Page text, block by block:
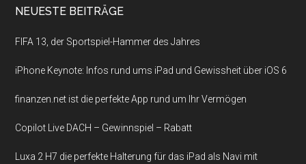
NEUESTE BEITRÄGE
FIFA 13, der Sportspiel-Hammer des Jahres
iPhone Keynote: Infos rund ums iPad und Gewissheit über iOS 6
finanzen.net ist die perfekte App rund um Ihr Vermögen
Copilot Live DACH – Gewinnspiel – Rabatt
Luxa 2 H7 die perfekte Halterung für das iPad als Navi mit